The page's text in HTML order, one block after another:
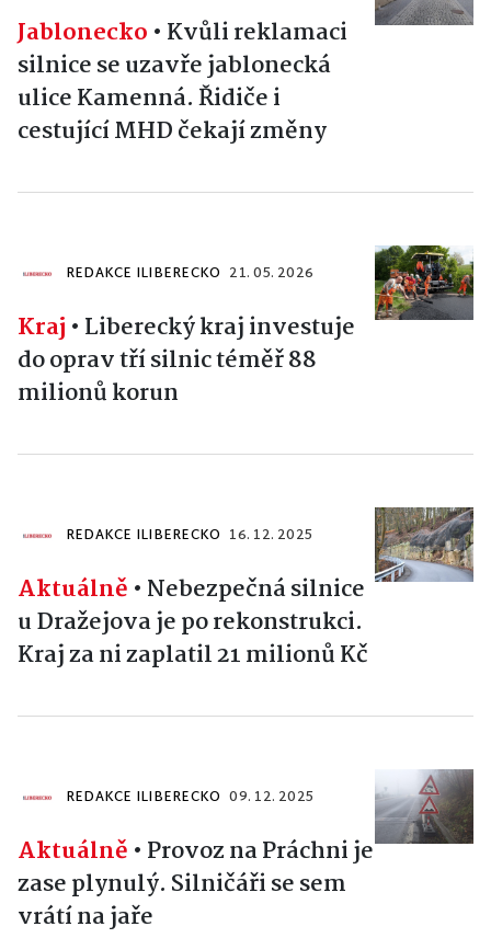
Jablonecko • Kvůli reklamaci
silnice se uzavře jablonecká
ulice Kamenná. Řidiče i
cestující MHD čekají změny
REDAKCE ILIBERECKO 21. 05. 2026
Kraj • Liberecký kraj investuje
do oprav tří silnic téměř 88
milionů korun
REDAKCE ILIBERECKO 16. 12. 2025
Aktuálně • Nebezpečná silnice
u Dražejova je po rekonstrukci.
Kraj za ni zaplatil 21 milionů Kč
REDAKCE ILIBERECKO 09. 12. 2025
Aktuálně • Provoz na Práchni je
zase plynulý. Silničáři se sem
vrátí na jaře